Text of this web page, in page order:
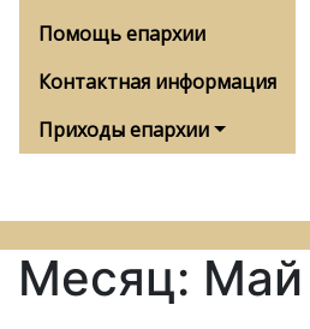
Помощь епархии
Контактная информация
Приходы епархии
Месяц: Май